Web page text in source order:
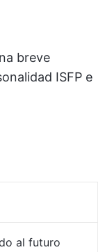
breve
ISFP e
al futuro